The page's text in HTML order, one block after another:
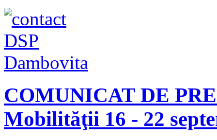
COMUNICAT DE
Mobilităţii 16 - 22